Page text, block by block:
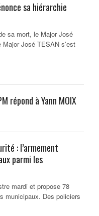
sa hiérarchie
sa mort, le Major José
José TESAN s’est
répond à Yann MOIX
: l’armement
parmi les
mardi et propose 78
municipaux. Des policiers